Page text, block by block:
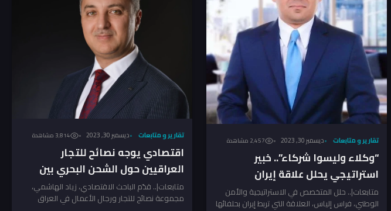
تقارير و متابعات ديسمبر 30, 2023 2٬457 مشاهدة
“وكلاء وليسوا شركاء”.. خبير
استراتيجي يحلل علاقة إيران
بحلفائها في المنطقة
متابعات|.. حلل المتخصص في الاستراتيجية والأمن
الوطني، فراس إلياس، العلاقة التي تربط إيران بحلفائها
تقارير و متابعات ديسمبر 30, 2023 3٬814 مشاهدة
اقتصادي يوجه نصائح للتجار
العراقيين حول الشحن البحري بين
آسيا وأوروبا
متابعات|.. قدّم الباحث الاقتصادي، زياد الهاشمي،
مجموعة نصائح للتجار ورجال الأعمال في العراق